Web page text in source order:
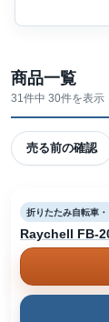
商品一覧
31件中 30件を表示
売る前の確認
折りたたみ自転車
Raychell FB-